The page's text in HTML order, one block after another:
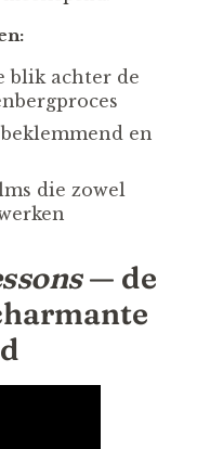
blik achter de
en
die zowel
— de